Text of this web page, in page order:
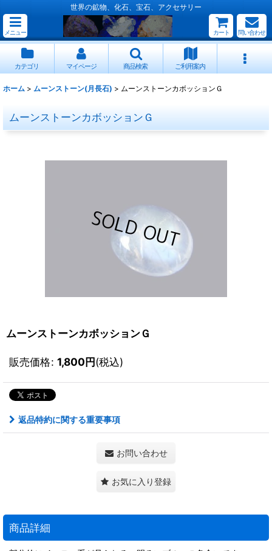
世界の鉱物、化石、宝石、アクセサリー
メニュー カート 問い合わせ
カテゴリ マイページ 商品検索 ご利用案内
ホーム > ムーンストーン(月長石) > ムーンストーンカボッションＧ
ムーンストーンカボッションＧ
ムーンストーンカボッションＧ
販売価格: 1,800円(税込)
返品特約に関する重要事項
お問い合わせ
お気に入り登録
商品詳細